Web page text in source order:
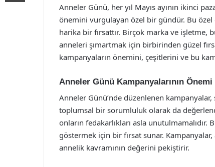
Anneler Günü, her yıl Mayıs ayının ikinci
önemini vurgulayan özel bir gündür. Bu özel
harika bir fırsattır. Birçok marka ve işletme,
anneleri şımartmak için birbirinden güzel
kampanyaların önemini, çeşitlerini ve bu
Anneler Günü Kampanyalarının Önemi
Anneler Günü’nde düzenlenen
toplumsal bir sorumluluk olarak da
onların fedakarlıkları asla
göstermek için bir fırsat sunar.
annelik kavramının değerini pekiştirir.